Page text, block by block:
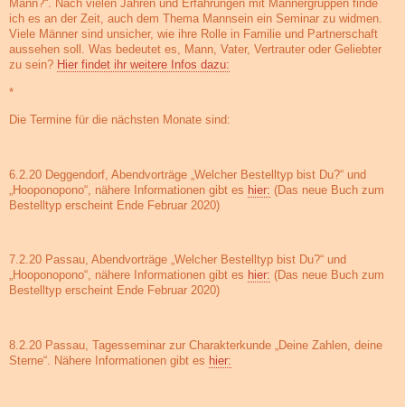
Mann?“. Nach vielen Jahren und Erfahrungen mit Männergruppen finde
ich es an der Zeit, auch dem Thema Mannsein ein Seminar zu widmen.
Viele Männer sind unsicher, wie ihre Rolle in Familie und Partnerschaft
aussehen soll. Was bedeutet es, Mann, Vater, Vertrauter oder Geliebter
zu sein? Hier findet ihr weitere Infos dazu:
*
Die Termine für die nächsten Monate sind:
6.2.20 Deggendorf, Abendvorträge „Welcher Bestelltyp bist Du?“ und
„Hooponopono“, nähere Informationen gibt es hier: (Das neue Buch zum
Bestelltyp erscheint Ende Februar 2020)
7.2.20 Passau, Abendvorträge „Welcher Bestelltyp bist Du?“ und
„Hooponopono“, nähere Informationen gibt es hier: (Das neue Buch zum
Bestelltyp erscheint Ende Februar 2020)
8.2.20 Passau, Tagesseminar zur Charakterkunde „Deine Zahlen, deine
Sterne“. Nähere Informationen gibt es hier: